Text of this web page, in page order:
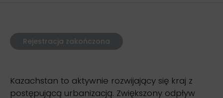
Rejestracja zakończona
Kazachstan to aktywnie rozwijający się kraj z
postępującą urbanizacją. Zwiększony odpływ